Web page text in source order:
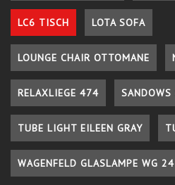
LC6 TISCH LOTA SOFA
LOUNGE CHAIR OTTOMANE
RELAXLIEGE 474
TUBE LIGHT EILEEN GRAY
WAGENFELD GLASLAMPE WG